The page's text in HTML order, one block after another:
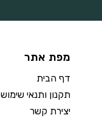
מפת אתר
דף הבית
תקנון ותנאי שימוש
יצירת קשר